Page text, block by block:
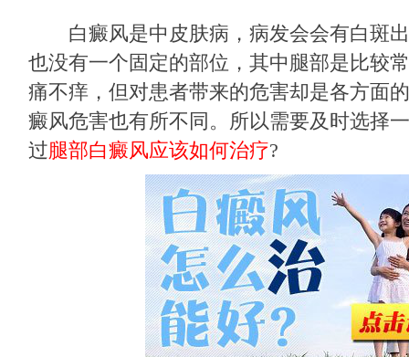
白癜风是中皮肤病，病发会会有白斑出
也没有一个固定的部位，其中腿部是比较
痛不痒，但对患者带来的危害却是各方面
癜风危害也有所不同。所以需要及时选择
过腿部白癜风应该如何治疗?